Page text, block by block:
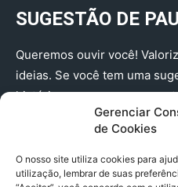
Gerenciar
de Cookies
O nosso site utiliza cookies para
utilização, lembrar de suas
SUGESTÃO DE
Queremos ouvir você!
ideias. Se você tem uma
história que merece ser
(91) 98224 - 3111